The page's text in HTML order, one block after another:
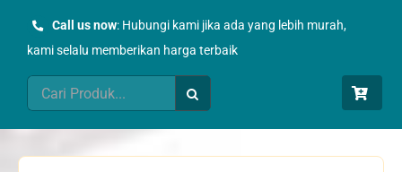
Call us now: Hubungi kami jika ada yang lebih murah,
kami selalu memberikan harga terbaik
Search
for: